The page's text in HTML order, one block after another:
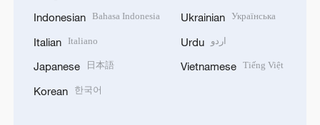
Indonesian Bahasa Indonesia
Italian Italiano
Japanese 日本語
Korean 한국어
Ukrainian Українська
Urdu اردو
Vietnamese Tiếng Việt